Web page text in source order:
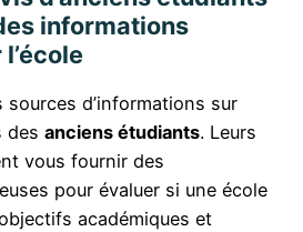
informations
sources d’informations sur
des anciens étudiants. Leurs
vous fournir des
pour évaluer si une école
académiques et